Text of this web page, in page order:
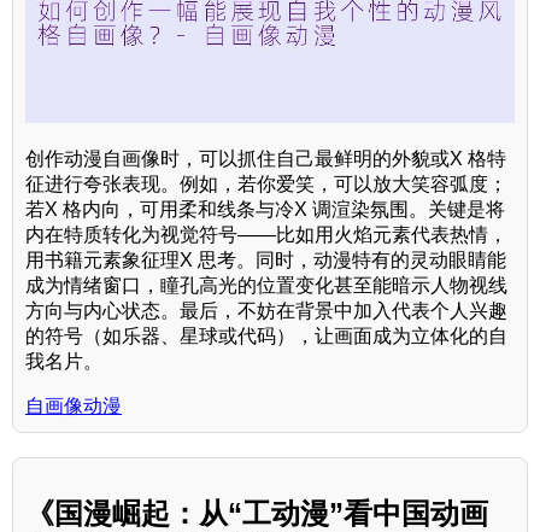
创作动漫自画像时，可以抓住自己最鲜明的外貌或X 格特
征进行夸张表现。例如，若你爱笑，可以放大笑容弧度；
若X 格内向，可用柔和线条与冷X 调渲染氛围。关键是将
内在特质转化为视觉符号——比如用火焰元素代表热情，
用书籍元素象征理X 思考。同时，动漫特有的灵动眼睛能
成为情绪窗口，瞳孔高光的位置变化甚至能暗示人物视线
方向与内心状态。最后，不妨在背景中加入代表个人兴趣
的符号（如乐器、星球或代码），让画面成为立体化的自
我名片。
自画像动漫
《国漫崛起：从“工动漫”看中国动画